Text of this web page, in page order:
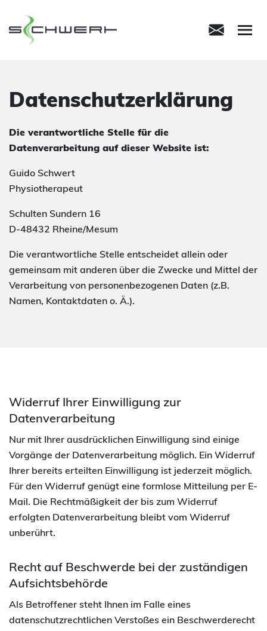
Datenschutzerklärung
Die verantwortliche Stelle für die
Datenverarbeitung auf dieser Website ist:
Guido Schwert
Physiotherapeut
Schulten Sundern 16
D-48432 Rheine/Mesum
Die verantwortliche Stelle entscheidet allein oder
gemeinsam mit anderen über die Zwecke und Mittel der
Verarbeitung von personenbezogenen Daten (z.B.
Namen, Kontaktdaten o. Ä.).
Widerruf Ihrer Einwilligung zur
Datenverarbeitung
Nur mit Ihrer ausdrücklichen Einwilligung sind einige
Vorgänge der Datenverarbeitung möglich. Ein Widerruf
Ihrer bereits erteilten Einwilligung ist jederzeit möglich.
Für den Widerruf genügt eine formlose Mitteilung per E-
Mail. Die Rechtmäßigkeit der bis zum Widerruf
erfolgten Datenverarbeitung bleibt vom Widerruf
unberührt.
Recht auf Beschwerde bei der zuständigen
Aufsichtsbehörde
Als Betroffener steht Ihnen im Falle eines
datenschutzrechtlichen Verstoßes ein Beschwerderecht